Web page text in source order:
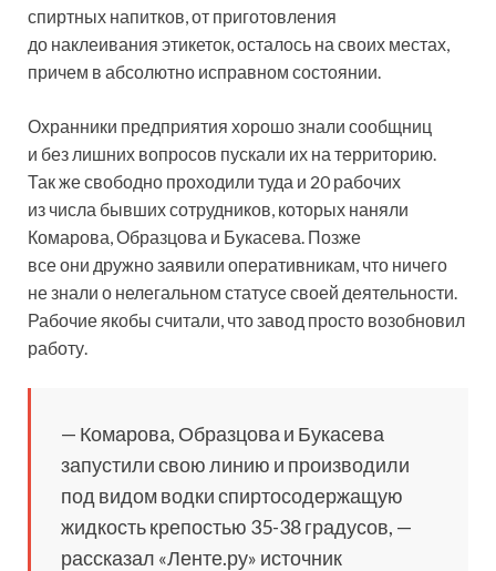
спиртных напитков, от приготовления
до наклеивания этикеток, осталось на своих местах,
причем в абсолютно исправном состоянии.
Охранники предприятия хорошо знали сообщниц
и без лишних вопросов пускали их на территорию.
Так же свободно проходили туда и 20 рабочих
из числа бывших сотрудников, которых наняли
Комарова, Образцова и Букасева. Позже
все они дружно заявили оперативникам, что ничего
не знали о нелегальном статусе своей деятельности.
Рабочие якобы считали, что завод просто возобновил
работу.
— Комарова, Образцова и Букасева
запустили свою линию и производили
под видом водки спиртосодержащую
жидкость крепостью 35-38 градусов, —
рассказал «Ленте.ру» источник